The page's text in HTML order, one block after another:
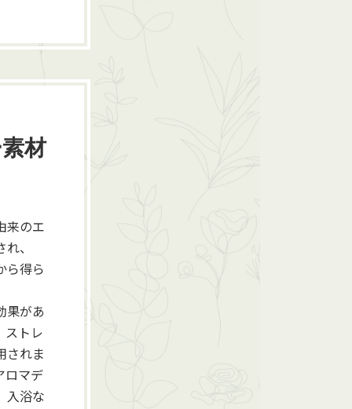
材
来のエ
、
ら得ら
果があ
ストレ
されま
ロマデ
入浴な